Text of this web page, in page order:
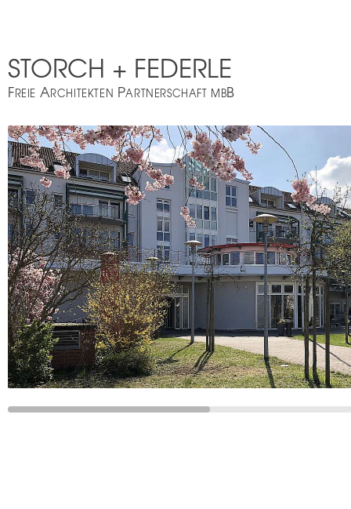
STORCH + FEDERLE
FREIE ARCHITEKTEN PARTNERSCHAFT MBB